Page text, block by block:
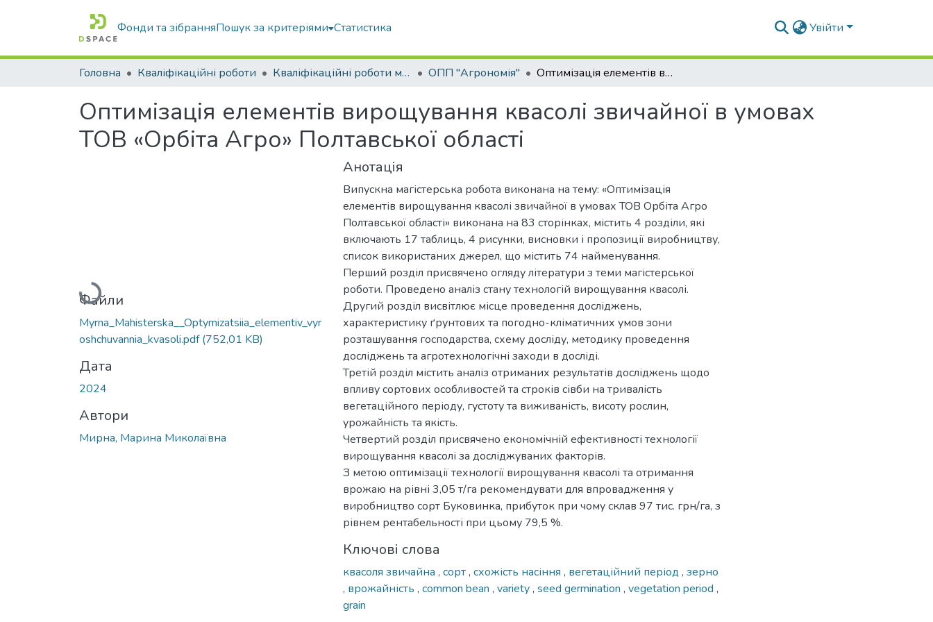
Фонди та зібранняПошук за критеріями Статистика Увійти
Головна Кваліфікаційні роботи Кваліфікаційні роботи магістрів ОПП "Агрономія" Оптимізація елементів вирощування квасолі звичайної в умовах ТОВ «Орбіта Агро» Полтавської області
Оптимізація елементів вирощування квасолі звичайної в умовах
ТОВ «Орбіта Агро» Полтавської області
Вантажиться...
Файли
Myrna_Mahisterska__Optymizatsiia_elementiv_vyr
oshchuvannia_kvasoli.pdf(752,01 KB)
Дата
2024
Автори
Мирна, Марина Миколаївна
Анотація
Випускна магістерська робота виконана на тему: «Оптимізація
елементів вирощування квасолі звичайної в умовах ТОВ Орбіта Агро
Полтавської області» виконана на 83 сторінках, містить 4 розділи, які
включають 17 таблиць, 4 рисунки, висновки і пропозиції виробництву,
список використаних джерел, що містить 74 найменування.
Перший розділ присвячено огляду літератури з теми магістерської
роботи. Проведено аналіз стану технологій вирощування квасолі.
Другий розділ висвітлює місце проведення досліджень,
характеристику ґрунтових та погодно-кліматичних умов зони
розташування господарства, схему досліду, методику проведення
досліджень та агротехнологічні заходи в досліді.
Третій розділ містить аналіз отриманих результатів досліджень щодо
впливу сортових особливостей та строків сівби на тривалість
вегетаційного періоду, густоту та виживаність, висоту рослин,
урожайність та якість.
Четвертий розділ присвячено економічній ефективності технології
вирощування квасолі за досліджуваних факторів.
З метою оптимізації технології вирощування квасолі та отримання
врожаю на рівні 3,05 т/га рекомендувати для впровадження у
виробництво сорт Буковинка, прибуток при чому склав 97 тис. грн/га, з
рівнем рентабельності при цьому 79,5 %.
Ключові слова
квасоля звичайна , сорт, схожість насіння , вегетаційний період , зерно
, врожайність , common bean , variety, seed germination , vegetation period ,
grain